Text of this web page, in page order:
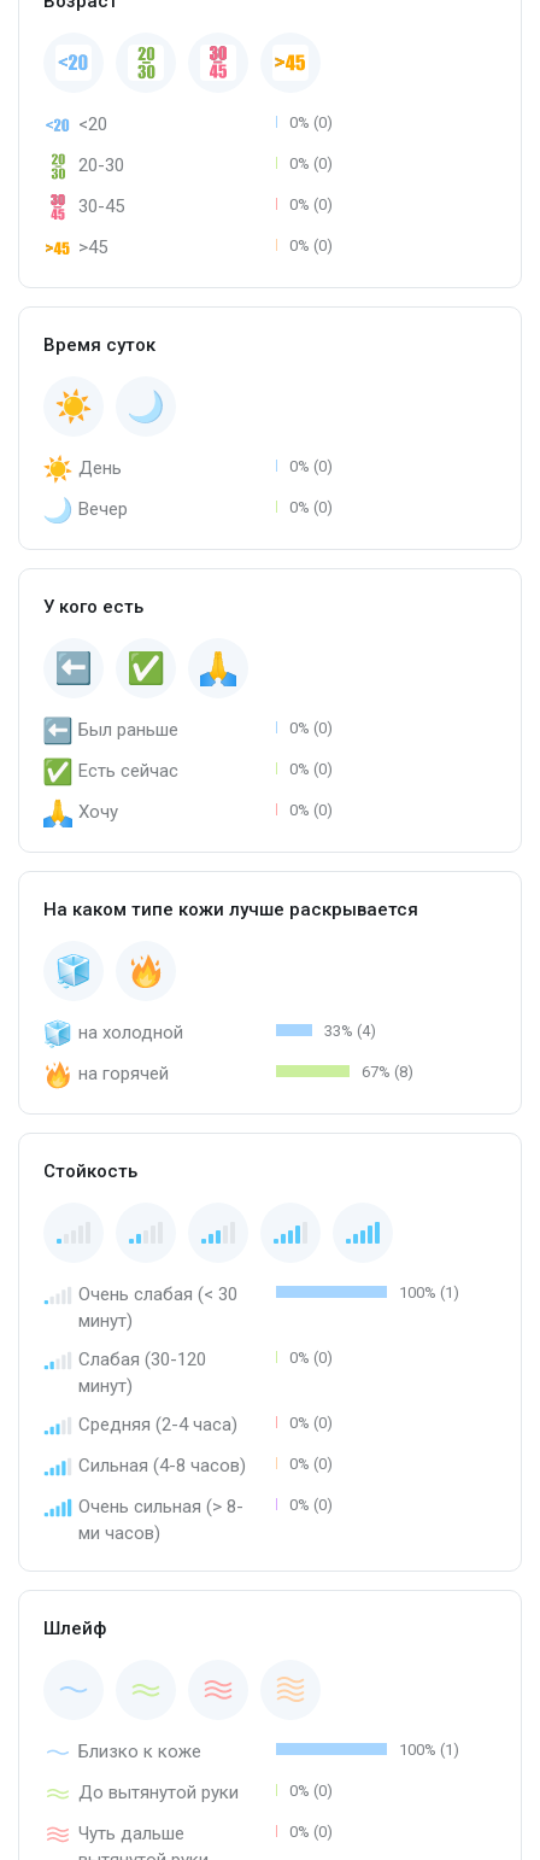
<20 0% (0)
20-30 0% (0)
30-45 0% (0)
>45 0% (0)
Время суток
День 0% (0)
Вечер 0% (0)
У кого есть
Был раньше 0% (0)
Есть сейчас 0% (0)
Хочу 0% (0)
На каком типе кожи лучше раскрывается
на холодной 33% (4)
на горячей 67% (8)
Стойкость
Очень слабая (< 30
минут)
100% (1)
Слабая (30-120
минут)
0% (0)
Средняя (2-4 часа) 0% (0)
Сильная (4-8 часов) 0% (0)
Очень сильная (> 8-
ми часов)
0% (0)
Шлейф
Близко к коже 100% (1)
До вытянутой руки 0% (0)
Чуть дальше
0% (0)